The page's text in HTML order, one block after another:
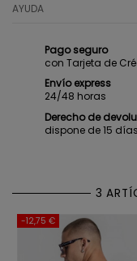
AYUDA
Pago seguro
con Tarjeta de
Envío express
24/48 horas
Derecho de
dispone de 15 días
3
-12,75 €